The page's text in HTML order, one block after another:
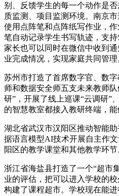
别、反馈学生的每一个动作是
质监测、项目监测环境。南京
使用点阵笔和点阵纸写作业，
笔自动记录学生书写轨迹，支
家长也可以同时在微信中收到
业完成情况，实现家庭共同管理
苏州市打造了首席数字官、数
师和数据安全师五支未来教师
研”，开展了线上巡课“云调研”
的智慧教室都接入教研终端，能
湖北省武汉市汉阳区推动智能
据语言模型AI技术开展自主作
阳区的教学课堂和其他教学环节
浙江省海盐县打造了一个“超市
业的评估，把可以进入学校的
构建了课程超市。学校现在能